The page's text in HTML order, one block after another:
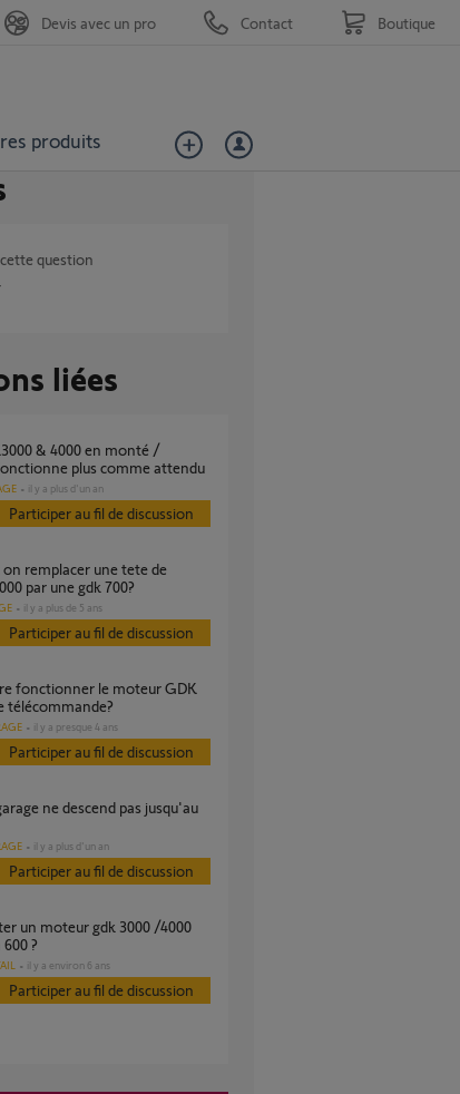
produits
Devis avec un pro Contact Boutique
question
liées
plus comme attendu
il y a plus d'un an
Participer au fil de discussion
par une gdk 700?
il y a plus de 5 ans
Participer au fil de discussion
télécommande?
il y a presque 4 ans
Participer au fil de discussion
il y a plus d'un an
Participer au fil de discussion
?
il y a environ 6 ans
Participer au fil de discussion